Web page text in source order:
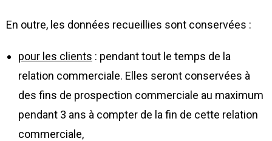
En outre, les données recueillies sont conservées :
pour les clients : pendant tout le temps de la
relation commerciale. Elles seront conservées à
des fins de prospection commerciale au maximum
pendant 3 ans à compter de la fin de cette relation
commerciale,